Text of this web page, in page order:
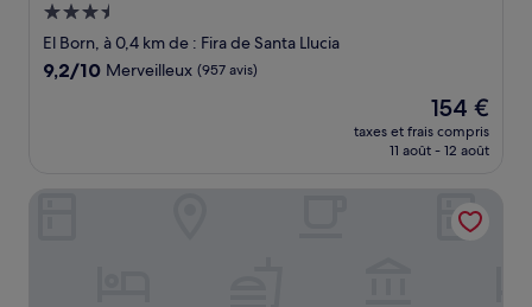
Hébergement
3.5 étoiles
El Born, à 0,4 km de : Fira de Santa Llucia
9.2
9,2/10 Merveilleux (957 avis)
Le
nouveau
prix
de
154 €
154 €
taxes et frais compris
11 août - 12 août